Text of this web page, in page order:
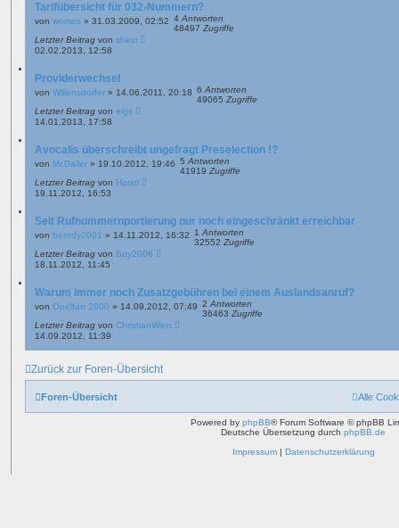
Tarifübersicht für 032-Nummern?
von womps » 31.03.2009, 02:52 4 Antworten
48497 Zugriffe
Letzter Beitrag von shezi
02.02.2013, 12:58
Providerwechsel
von Willensdorfer » 14.06.2011, 20:18 6 Antworten
49065 Zugriffe
Letzter Beitrag von eigs
14.01.2013, 17:58
Avocalis überschreibt ungefragt Preselection !?
von Mr.Dailer » 19.10.2012, 19:46 5 Antworten
41919 Zugriffe
Letzter Beitrag von Horstl
19.11.2012, 16:53
Seit Rufnummernportierung nur noch eingeschränkt erreichbar
von berndy2001 » 14.11.2012, 16:32 1 Antworten
32552 Zugriffe
Letzter Beitrag von Boy2006
18.11.2012, 11:45
Warum immer noch Zusatzgebühren bei einem Auslandsanruf?
von Opelfan 2000 » 14.09.2012, 07:49 2 Antworten
36463 Zugriffe
Letzter Beitrag von ChristianWien
14.09.2012, 11:39
Zurück zur Foren-Übersicht
Foren-Übersicht Alle
Powered by phpBB® Forum Software © phpBB
Deutsche Übersetzung durch phpBB.de
Impressum| Datenschutzerklärung